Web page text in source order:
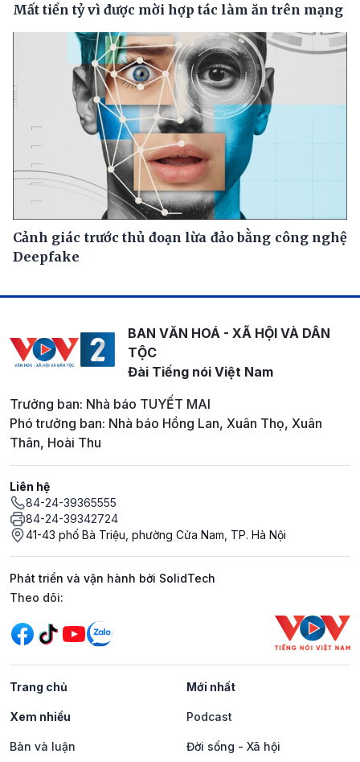
Mất tiền tỷ vì được mời hợp tác làm ăn trên mạng
Cảnh giác trước thủ đoạn lừa đảo bằng công nghệ
Deepfake
BAN VĂN HOÁ - XÃ HỘI VÀ DÂN
TỘC
Đài Tiếng nói Việt Nam
Trưởng ban: Nhà báo TUYẾT MAI
Phó trưởng ban: Nhà báo Hồng Lan, Xuân Thọ, Xuân
Thân, Hoài Thu
Liên hệ
84-24-39365555
84-24-39342724
41-43 phố Bà Triệu, phường Cửa Nam, TP. Hà Nội
Phát triển và vận hành bởi SolidTech
Mạng xã hội
Theo dõi:
Trang chủ Mới nhất
Xem nhiều Podcast
Bàn và luận Đời sống - Xã hội